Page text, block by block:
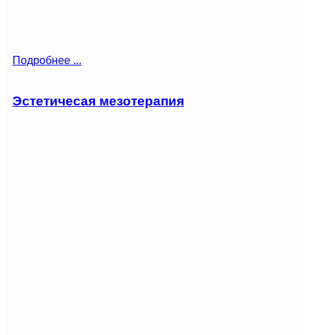
Подробнее ...
Эстетичесая мезотерапия